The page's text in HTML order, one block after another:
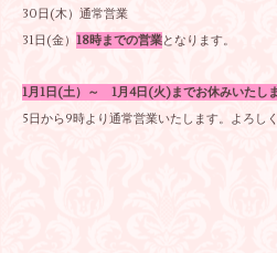
30日(木）通常営業
31日(金） 18時までの営業となります。
1月1日(土）～ 1月4日(火)までお休みいたしま
5日から9時より通常営業いたします。よろし